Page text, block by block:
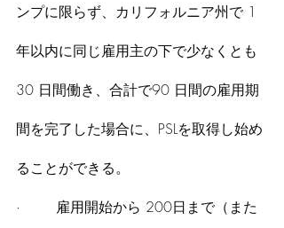
ンプに限らず、カリフォルニア州で 1
年以内に同じ雇用主の下で少なくとも
30 日間働き、合計で90 日間の雇用期
間を完了した場合に、PSLを取得し始め
ることができる。
·        雇用開始から 200日まで（また